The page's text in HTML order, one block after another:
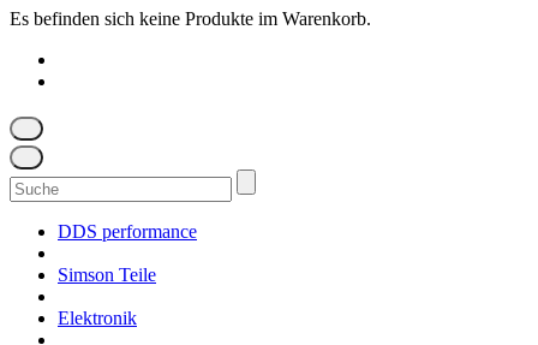
Es befinden sich keine Produkte im Warenkorb.
Suchen
nach:
DDS performance
Simson Teile
Elektronik